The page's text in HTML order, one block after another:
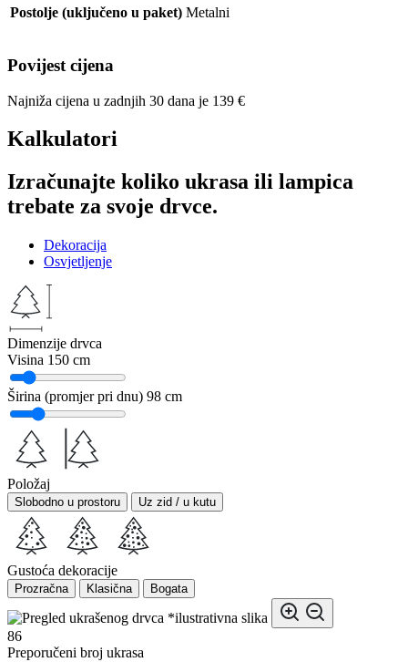
Postolje (uključeno u paket) Metalni
Povijest cijena
Najniža cijena u zadnjih 30 dana je 139 €
Kalkulatori
Izračunajte koliko ukrasa ili lampica
trebate za svoje drvce.
Dekoracija
Osvjetljenje
Dimenzije drvca
Visina 150 cm
Širina (promjer pri dnu) 98 cm
Položaj
Slobodno u prostoru Uz zid / u kutu
Gustoća dekoracije
Prozračna Klasična Bogata
*ilustrativna slika
86
Preporučeni broj ukrasa